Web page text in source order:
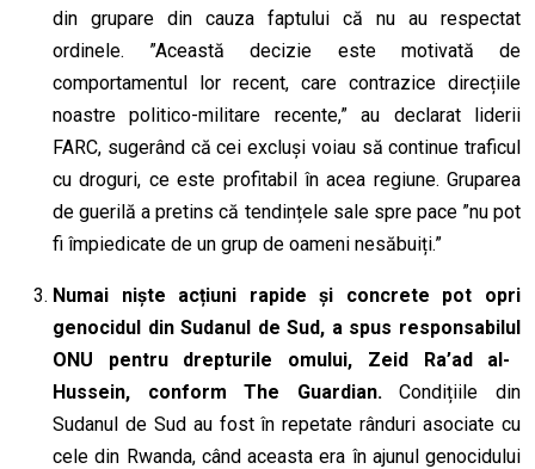
din grupare din cauza faptului că nu au respectat
ordinele. ”Această decizie este motivată de
comportamentul lor recent, care contrazice direcțiile
noastre politico-militare recente,” au declarat liderii
FARC, sugerând că cei excluși voiau să continue traficul
cu droguri, ce este profitabil în acea regiune. Gruparea
de guerilă a pretins că tendințele sale spre pace ”nu pot
fi împiedicate de un grup de oameni nesăbuiți.”
Numai niște acțiuni rapide și concrete pot opri
genocidul din Sudanul de Sud, a spus responsabilul
ONU pentru drepturile omului,
Zeid Ra’ad al-
Hussein, conform The Guardian. Condițiile din
Sudanul de Sud au fost în repetate rânduri asociate cu
cele din Rwanda, când aceasta era în ajunul genocidului